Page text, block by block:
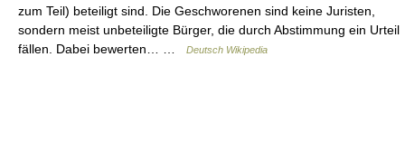
zum Teil) beteiligt sind. Die Geschworenen sind keine Juristen,
sondern meist unbeteiligte Bürger, die durch Abstimmung ein Urteil
fällen. Dabei bewerten… …
Deutsch Wikipedia